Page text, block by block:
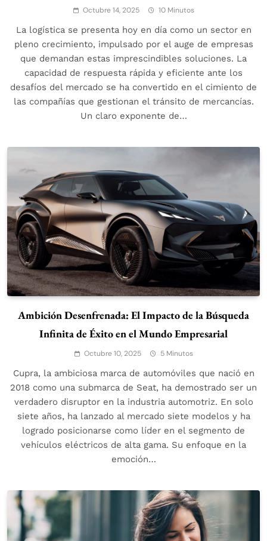
Octubre 14, 2025 10 Minutos
La logística se presenta hoy en día como un sector en
pleno crecimiento, impulsado por el auge de empresas
que demandan estas imprescindibles soluciones. La
capacidad de respuesta rápida y eficiente ante los
desafíos del mercado se ha convertido en el cimiento de
las compañías que gestionan el tránsito de mercancías.
Un claro exponente de…
Ambición Desenfrenada: El Impacto de la Búsqueda
Infinita de Éxito en el Mundo Empresarial
Octubre 10, 2025 5 Minutos
Cupra, la ambiciosa marca de automóviles que nació en
2018 como una submarca de Seat, ha demostrado ser un
verdadero disruptor en la industria automotriz. En solo
siete años, ha lanzado al mercado siete modelos y ha
logrado posicionarse como líder en el segmento de
vehículos eléctricos de alta gama. Su enfoque en la
emoción…